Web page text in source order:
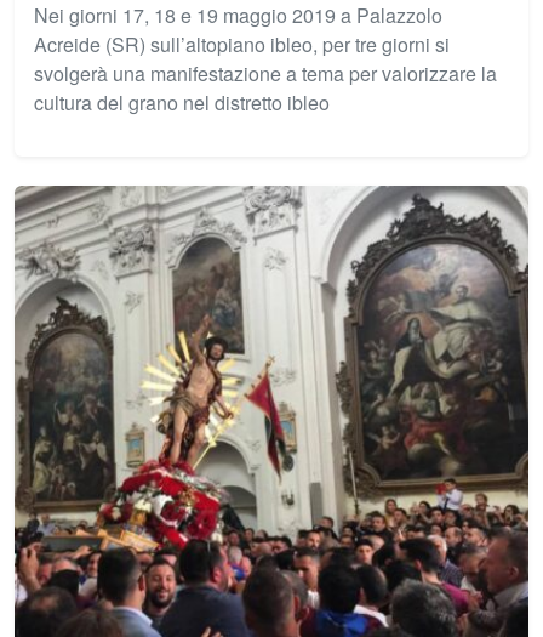
Nei giorni 17, 18 e 19 maggio 2019 a Palazzolo
Acreide (SR) sull’altopiano ibleo, per tre giorni si
svolgerà una manifestazione a tema per valorizzare la
cultura del grano nel distretto ibleo